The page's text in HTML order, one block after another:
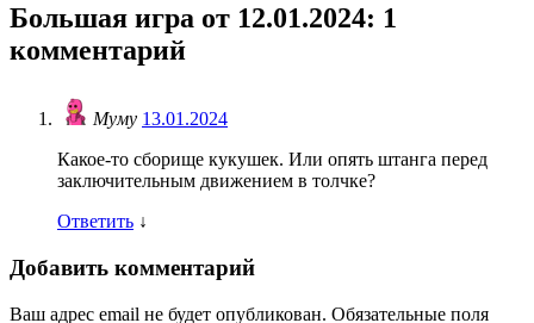
Большая игра от 12.01.2024: 1
комментарий
Муму 13.01.2024
Какое-то сборище кукушек. Или опять штанга перед
заключительным движением в толчке?
Ответить ↓
Добавить комментарий
Ваш адрес email не будет опубликован. Обязательные поля